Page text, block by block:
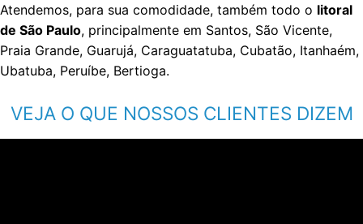
Atendemos, para sua comodidade, também todo o litoral
de São Paulo, principalmente em Santos, São Vicente,
Praia Grande, Guarujá, Caraguatatuba, Cubatão, Itanhaém,
Ubatuba, Peruíbe, Bertioga.
VEJA O QUE NOSSOS CLIENTES DIZEM